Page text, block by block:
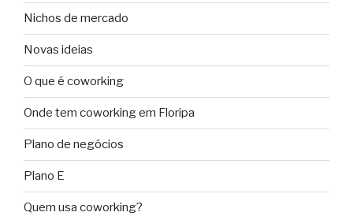
Nichos de mercado
Novas ideias
O que é coworking
Onde tem coworking em Floripa
Plano de negócios
Plano E
Quem usa coworking?